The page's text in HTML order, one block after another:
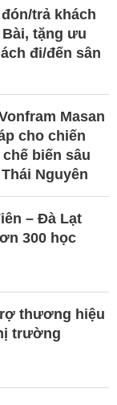
trả khách
tặng ưu
đi/đến sân
Masan
cho chiến
biến sâu
Nguyên
– Đà Lạt
300 học
thương hiệu
trường